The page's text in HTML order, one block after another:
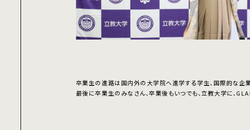
卒業生の進路は国内外の大学院へ進学する学生、国際的な企
最後に卒業生のみなさん、卒業後もいつでも、立教大学に、